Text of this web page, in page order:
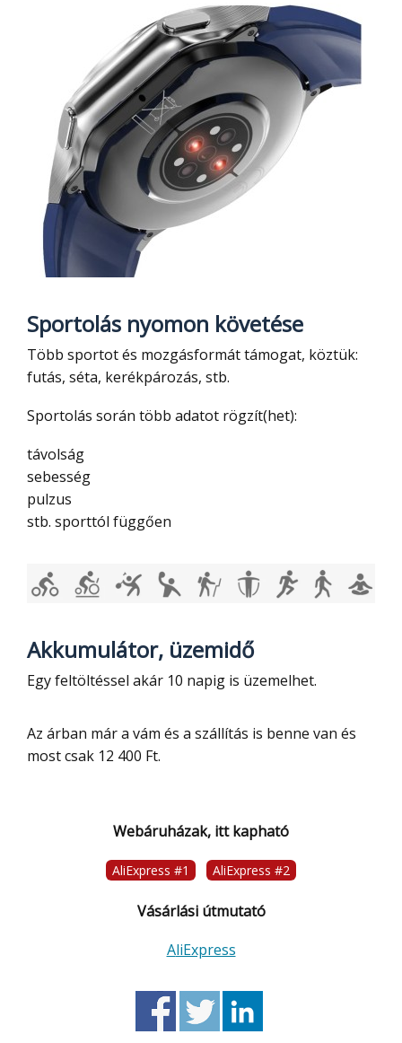
Sportolás nyomon követése
Több sportot és mozgásformát támogat, köztük:
futás, séta, kerékpározás, stb.
Sportolás során több adatot rögzít(het):
távolság
sebesség
pulzus
stb. sporttól függően
Akkumulátor, üzemidő
Egy feltöltéssel akár 10 napig is üzemelhet.
Az árban már a vám és a szállítás is benne van és
most csak 12 400 Ft.
Webáruházak, itt kapható
AliExpress #1 AliExpress #2
Vásárlási útmutató
AliExpress